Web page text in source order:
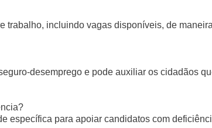
trabalho, incluindo vagas disponíveis, de
desemprego e pode auxiliar os cidadãos
específica para apoiar candidatos com